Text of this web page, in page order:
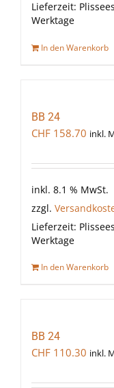
Lieferzeit:
Werktage
In den Warenkorb
BB 24
CHF 158.70 inkl.
inkl. 8.1 % MwSt.
zzgl.
Lieferzeit:
Werktage
In den Warenkorb
BB 24
CHF 110.30 inkl.